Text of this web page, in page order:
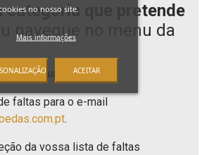
categoria que pretende
navegue no menu da
procura?
faltas para o e-mail
.
da vossa lista de faltas
no nosso site.
Mais informações
ACEITAR